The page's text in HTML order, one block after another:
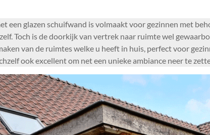
een glazen schuifwand is volmaakt voor gezinnen met
Toch is de doorkijk van vertrek naar ruimte wel
van de ruimtes welke u heeft in huis, perfect voor
ook excellent om net een unieke ambiance neer te